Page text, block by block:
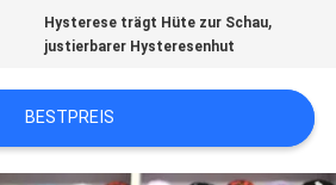
Hysterese trägt Hüte zur Schau,
justierbarer Hysteresenhut
BESTPREIS